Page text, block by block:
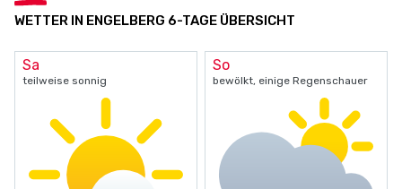
WETTER IN ENGELBERG 6-TAGE ÜBERSICHT
Sa
teilweise sonnig
So
bewölkt, einige Regenschauer